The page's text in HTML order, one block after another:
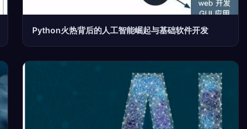
Python火热背后的人工智能崛起与基础软件开发